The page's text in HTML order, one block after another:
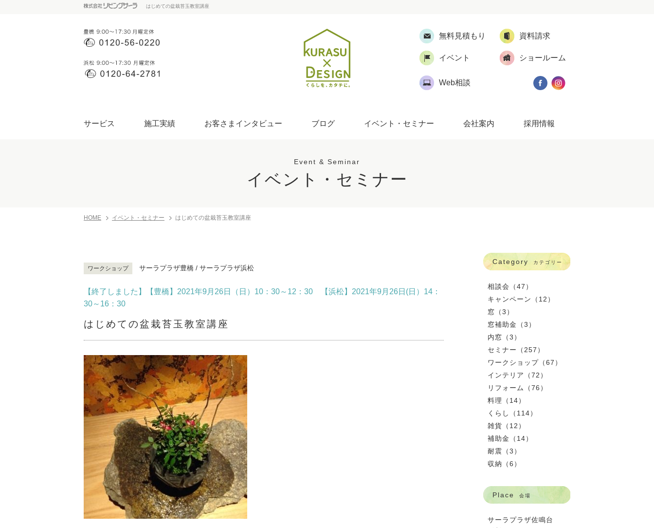
はじめての盆栽苔玉教室講座
無料見積もり 資料請求
イベント ショールーム
Web相談
サービス 施工実績 お客さまインタビュー ブログ イベント・セミナー 会社案内 採用情報
Event & Seminar
イベント・セミナー
HOME イベント・セミナー はじめての盆栽苔玉教室講座
ワークショップ サーラプラザ豊橋 / サーラプラザ浜松
【終了しました】【豊橋】2021年9月26日（日）10：30～12：30 【浜松】2021年9月26日(日）14：
30～16：30
はじめての盆栽苔玉教室講座
Category カテゴリー
相談会（47）
キャンペーン（12）
窓（3）
窓補助金（3）
内窓（3）
セミナー（257）
ワークショップ（67）
インテリア（72）
リフォーム（76）
料理（14）
くらし（114）
雑貨（12）
補助金（14）
耐震（3）
収納（6）
Place 会場
サーラプラザ佐鳴台